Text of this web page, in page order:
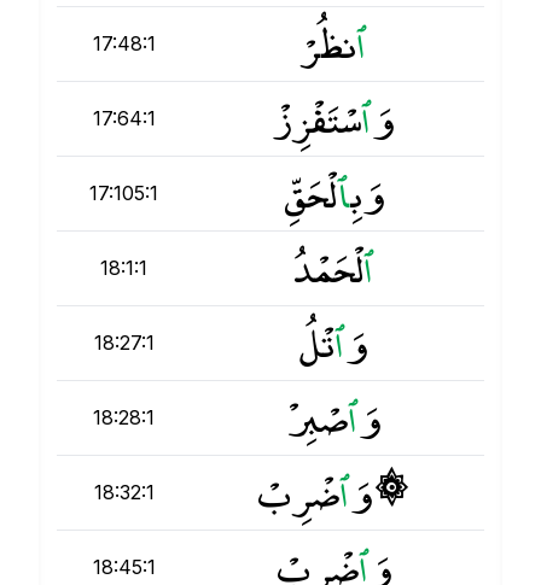
17:48:1 ٱنظُرْ
17:64:1 وَٱسْتَفْزِزْ
17:105:1 وَبِٱلْحَقِّ
18:1:1 ٱلْحَمْدُ
18:27:1 وَٱتْلُ
18:28:1 وَٱصْبِرْ
18:32:1 ۞ وَٱضْرِبْ
18:45:1 وَٱضْرِبْ